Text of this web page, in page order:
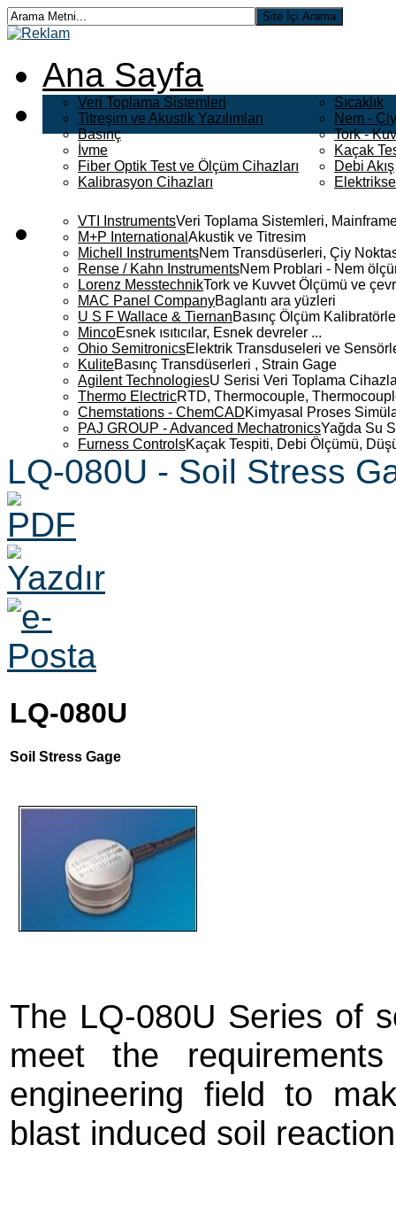
Ana Sayfa
Veri Toplama Sistemleri
Titreşim ve Akustik Yazılımları
Basınç
İvme
Fiber Optik Test ve Ölçüm Cihazları
Kalibrasyon Cihazları
Sıcaklık
Nem -
Tork -
Kaçak
Debi Akış
VTI InstrumentsVeri Toplama Sistemleri,
M+P International Akustik ve Titresim
Michell InstrumentsNem Transdüserleri, Çiy
Rense / Kahn InstrumentsNem Problari - Nem
Lorenz MesstechnikTork ve Kuvvet Ölçümü ve
MAC Panel CompanyBaglantı ara yüzleri
U S F Wallace & TiernanBasınç Ölçüm
MincoEsnek ısıtıcılar, Esnek devreler ...
Ohio SemitronicsElektrik Transduseleri ve
KuliteBasınç Transdüserleri , Strain Gage
Agilent TechnologiesU Serisi Veri Toplama
Thermo ElectricRTD, Thermocouple,
Chemstations - ChemCADKimyasal Proses
PAJ GROUP - Advanced MechatronicsYağda Su
Furness ControlsKaçak Tespiti, Debi Ölçümü,
LQ-080U - Soil Stress
LQ-080U
Soil Stress Gage
The LQ-080U Series of
meet the
engineering field to
blast induced soil